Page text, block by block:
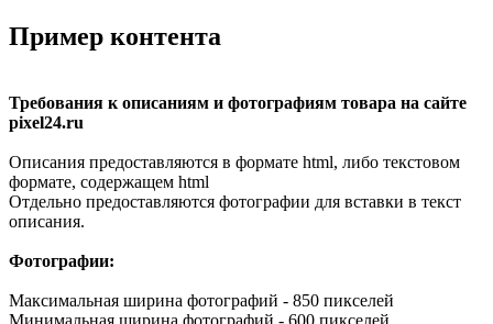
Пример контента
Требования к описаниям и фотографиям товара на сайте
pixel24.ru
Описания предоставляются в формате html, либо текстовом
формате, содержащем html
Отдельно предоставляются фотографии для вставки в текст
описания.
Фотографии:
Максимальная ширина фотографий - 850 пикселей
Минимальная ширина фотографий - 600 пикселей